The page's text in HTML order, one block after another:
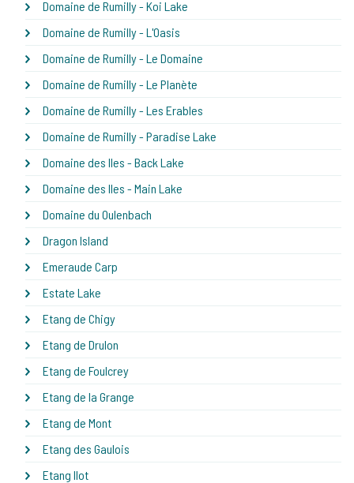
Domaine de Rumilly - Koi Lake
Domaine de Rumilly - L'Oasis
Domaine de Rumilly - Le Domaine
Domaine de Rumilly - Le Planète
Domaine de Rumilly - Les Erables
Domaine de Rumilly - Paradise Lake
Domaine des Iles - Back Lake
Domaine des Iles - Main Lake
Domaine du Oulenbach
Dragon Island
Emeraude Carp
Estate Lake
Etang de Chigy
Etang de Drulon
Etang de Foulcrey
Etang de la Grange
Etang de Mont
Etang des Gaulois
Etang Ilot